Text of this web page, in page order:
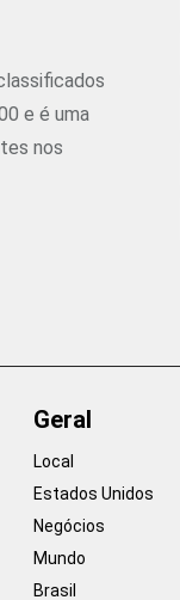
e é uma
nos
Geral
Local
Estados Unidos
Negócios
Mundo
Brasil